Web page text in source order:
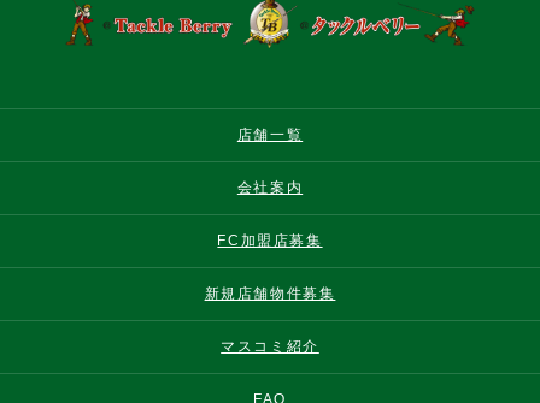
店舗一覧
会社案内
FC加盟店募集
新規店舗物件募集
マスコミ紹介
FAQ